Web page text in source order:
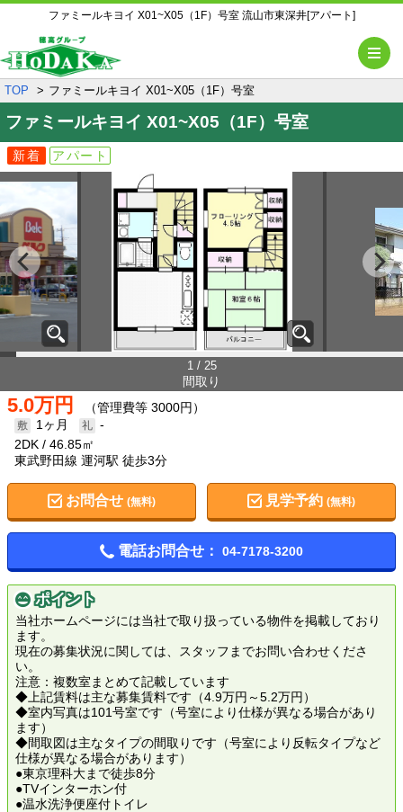
ファミールキヨイ X01~X05（1F）号室 流山市東深井[アパート]
TOP ファミールキヨイ X01~X05（1F）号室
ファミールキヨイ X01~X05（1F）号室
新着 アパート
1 / 25
間取り
5.0万円 （管理費等 3000円）
1ヶ月
-
2DK
46.85㎡
東武野田線 運河駅 徒歩3分
お問合せ (無料) 見学予約(無料)
電話お問合せ： 04-7178-3200
ポイント
当社ホームページには当社で取り扱っている物件を掲載しており
ます。
現在の募集状況に関しては、スタッフまでお問い合わせくださ
い。
注意：複数室まとめて記載しています
◆上記賃料は主な募集賃料です（4.9万円～5.2万円）
◆室内写真は101号室です（号室により仕様が異なる場合があり
ます）
◆間取図は主なタイプの間取りです（号室により反転タイプなど
仕様が異なる場合があります）
●東京理科大まで徒歩8分
●TVインターホン付
●温水洗浄便座付トイレ